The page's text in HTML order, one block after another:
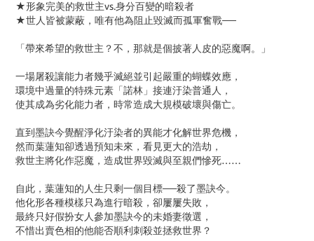
★形象完美的救世主vs.身分百變的暗殺者
★世人皆被蒙蔽，唯有他為阻止毀滅而孤軍奮戰──
「帶來希望的救世主？不，那就是個披著人皮的惡魔啊。」
一場屠殺讓能力者幾乎滅絕並引起嚴重的蝴蝶效應，
環境中過量的特殊元素「諾林」接連汙染普通人，
使其成為劣化能力者，時常造成大規模破壞與傷亡。
直到墨訣今覺醒淨化汙染者的異能才化解世界危機，
然而葉蓮知卻透過預知未來，看見更大的浩劫，
救世主將化作惡魔，造成世界毀滅與至親們慘死……
自此，葉蓮知的人生只剩一個目標──殺了墨訣今。
他化形各種模樣只為進行暗殺，卻屢屢失敗，
最終只好假扮女人參加墨訣今的未婚妻徵選，
不惜出賣色相的他能否順利刺殺並拯救世界？